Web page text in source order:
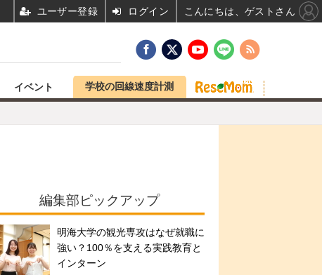
イベント 学校の回線速度計測
編集部ピックアップ
明海大学の観光専攻はなぜ就職に
強い？100％を支える実践教育と
インターン
ユーザー登録 ログイン こんにちは、ゲストさん